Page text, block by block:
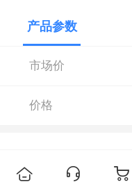
产品参数
市场价
价格